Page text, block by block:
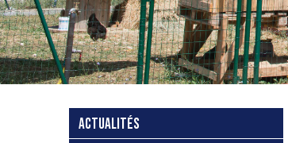
ACTUALITÉS